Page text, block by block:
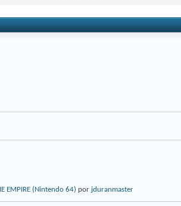
EMPIRE (Nintendo 64) por jduranmaster